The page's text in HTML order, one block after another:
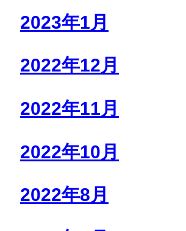
2023年1月
2022年12月
2022年11月
2022年10月
2022年8月